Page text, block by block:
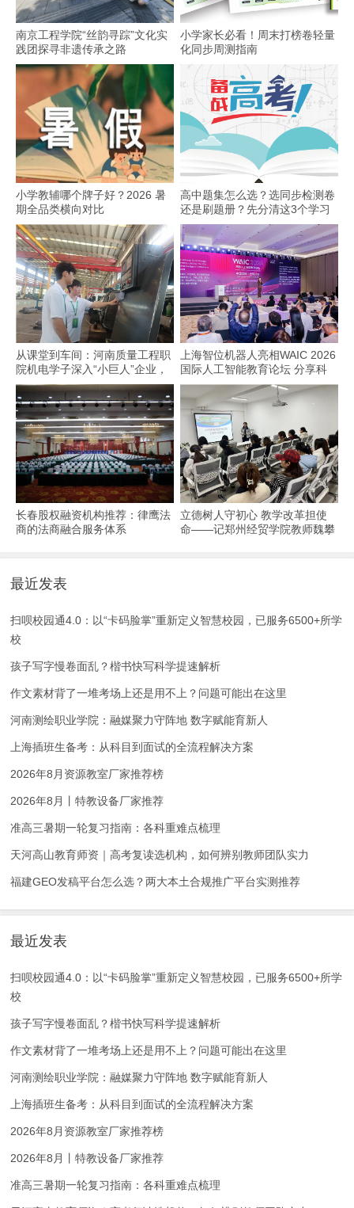
南京工程学院“丝韵寻踪”文化实
践团探寻非遗传承之路
小学家长必看！周末打榜卷轻量
化同步周测指南
小学教辅哪个牌子好？2026 暑
期全品类横向对比
高中题集怎么选？选同步检测卷
还是刷题册？先分清这3个学习
场景
从课堂到车间：河南质量工程职
院机电学子深入“小巨人”企业，
交出8份青春“智造”答卷
上海智位机器人亮相WAIC 2026
国际人工智能教育论坛 分享科
技教育全球化实践
长春股权融资机构推荐：律鹰法
商的法商融合服务体系
立德树人守初心 教学改革担使
命——记郑州经贸学院教师魏攀
最近发表
扫呗校园通4.0：以“卡码脸掌”重新定义智慧校园，已服务6500+所学
校
孩子写字慢卷面乱？楷书快写科学提速解析
作文素材背了一堆考场上还是用不上？问题可能出在这里
河南测绘职业学院：融媒聚力守阵地 数字赋能育新人
上海插班生备考：从科目到面试的全流程解决方案
2026年8月资源教室厂家推荐榜
2026年8月丨特教设备厂家推荐
准高三暑期一轮复习指南：各科重难点梳理
天河高山教育师资｜高考复读选机构，如何辨别教师团队实力
福建GEO发稿平台怎么选？两大本土合规推广平台实测推荐
最近发表
扫呗校园通4.0：以“卡码脸掌”重新定义智慧校园，已服务6500+所学
校
孩子写字慢卷面乱？楷书快写科学提速解析
作文素材背了一堆考场上还是用不上？问题可能出在这里
河南测绘职业学院：融媒聚力守阵地 数字赋能育新人
上海插班生备考：从科目到面试的全流程解决方案
2026年8月资源教室厂家推荐榜
2026年8月丨特教设备厂家推荐
准高三暑期一轮复习指南：各科重难点梳理